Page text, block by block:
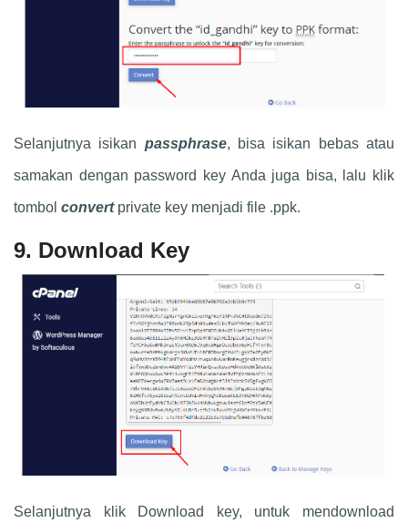
Selanjutnya isikan passphrase, bisa isikan bebas atau
samakan dengan password key Anda juga bisa, lalu klik
tombol convert private key menjadi file .ppk.
9. Download Key
Selanjutnya klik Download key, untuk mendownload